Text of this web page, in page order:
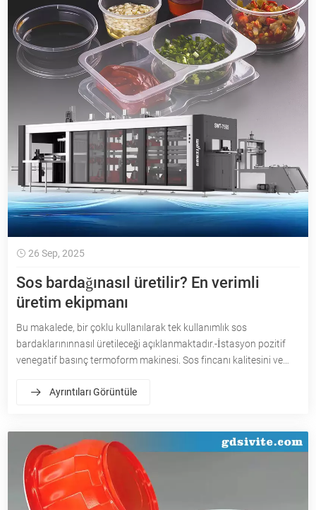
26 Sep, 2025
Sos bardağınasıl üretilir? En verimli
üretim ekipmanı
Bu makalede, bir çoklu kullanılarak tek kullanımlık sos
bardaklarınınnasıl üretileceği açıklanmaktadır.-İstasyon pozitif
venegatif basınç termoform makinesi. Sos fincanı kalitesini ve
seçimi, küf tasarımı, hammadde seçimi ve üretici seçimi üzerine
Ayrıntıları Görüntüle